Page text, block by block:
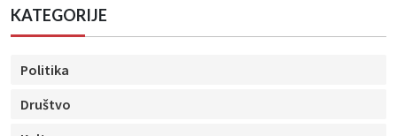
KATEGORIJE
Politika
Društvo